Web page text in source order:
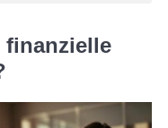
finanzielle